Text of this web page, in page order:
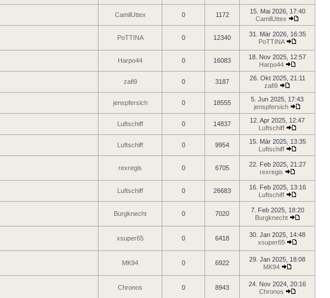
CamilUttex 0 1172
15. Mai 2026, 17:40
CamilUttex
PoTTINA 0 12340
31. Mär 2026, 16:35
PoTTINA
Harpo44 0 16083
18. Nov 2025, 12:57
Harpo44
zafi9 0 3187
26. Okt 2025, 21:11
zafi9
jenspfersich 0 18555
5. Jun 2025, 17:43
jenspfersich
Luftschiff 0 14837
12. Apr 2025, 12:47
Luftschiff
Luftschiff 0 9954
15. Mär 2025, 13:35
Luftschiff
rexregis 0 6705
22. Feb 2025, 21:27
rexregis
Luftschiff 0 26683
16. Feb 2025, 13:16
Luftschiff
Burgknecht 0 7020
7. Feb 2025, 18:20
Burgknecht
xsuper65 0 6418
30. Jan 2025, 14:48
xsuper65
MK94 0 6922
29. Jan 2025, 18:08
MK94
Chronos 0 8943
24. Nov 2024, 20:16
Chronos